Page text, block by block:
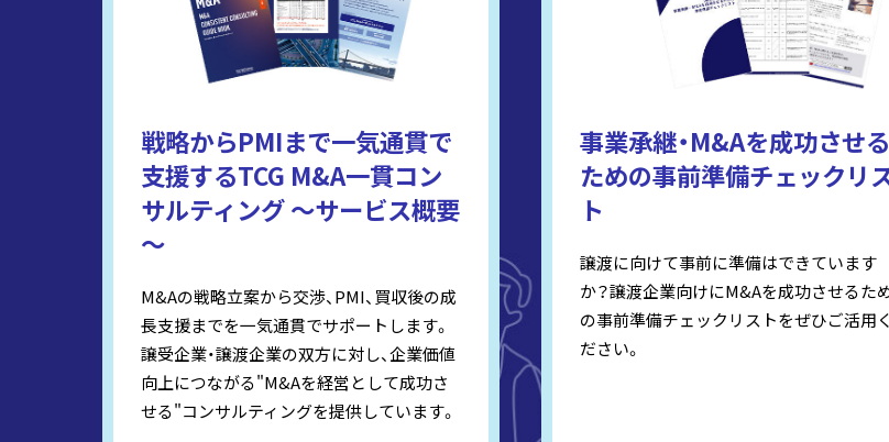
戦略からPMIまで一気通貫で
支援するTCG M&A一貫コン
サルティング ～サービス概要
～
M&Aの戦略立案から交渉、PMI、買収後の成
長支援までを一気通貫でサポートします。
譲受企業・譲渡企業の双方に対し、企業価値
向上につながる"M&Aを経営として成功さ
せる"コンサルティングを提供しています。
事業承継・M&Aを成功させる
ための事前準備チェックリ
ト
譲渡に向けて事前に準備はできています
か？譲渡企業向けにM&Aを成功させるた
の事前準備チェックリストをぜひご活用く
ださい。